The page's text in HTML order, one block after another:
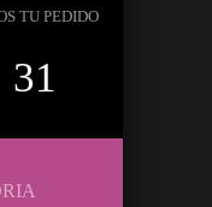
TU PEDIDO
31